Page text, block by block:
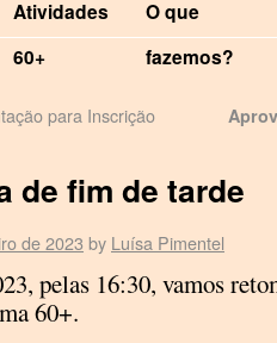
Atividades
60+
O que
fazemos?
para Inscrição
de fim de tarde
de 2023 by Luísa Pimentel
pelas 16:30, vamos
60+.